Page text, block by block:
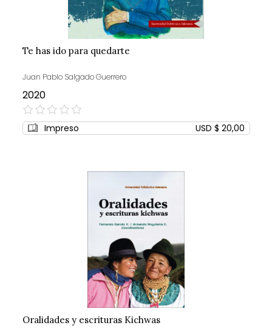
Te has ido para quedarte
Juan Pablo Salgado Guerrero
2020
0%
Impreso USD $ 20,00
Oralidades y escrituras Kichwas